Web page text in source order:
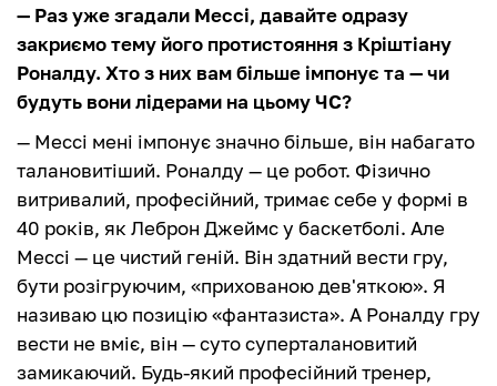
— Раз уже згадали Мессі, давайте одразу
закриємо тему його протистояння з Кріштіану
Роналду. Хто з них вам більше імпонує та — чи
будуть вони лідерами на цьому ЧС?
— Мессі мені імпонує значно більше, він набагато
талановитіший. Роналду — це робот. Фізично
витривалий, професійний, тримає себе у формі в
40 років, як Леброн Джеймс у баскетболі. Але
Мессі — це чистий геній. Він здатний вести гру,
бути розігруючим, «прихованою дев'яткою». Я
називаю цю позицію «фантазиста». А Роналду гру
вести не вміє, він — суто суперталановитий
замикаючий. Будь-який професійний тренер,